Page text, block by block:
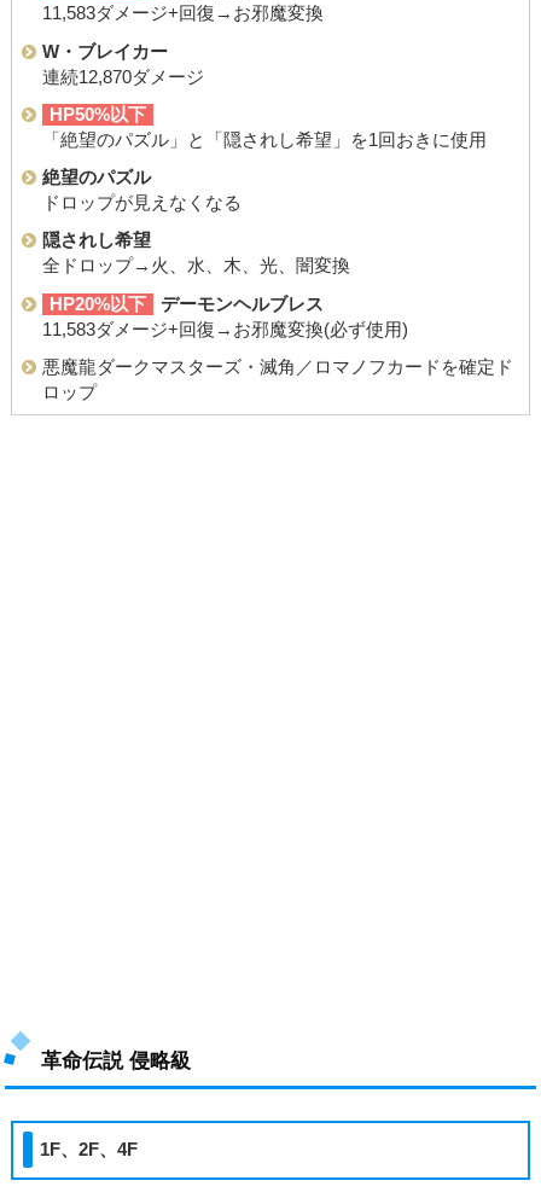
11,583ダメージ+回復→お邪魔変換
W・ブレイカー
連続12,870ダメージ
HP50%以下
「絶望のパズル」と「隠されし希望」を1回おきに使用
絶望のパズル
ドロップが見えなくなる
隠されし希望
全ドロップ→火、水、木、光、闇変換
HP20%以下
デーモンヘルブレス
11,583ダメージ+回復→お邪魔変換(必ず使用)
悪魔龍ダークマスターズ・滅角／ロマノフカードを確定ド
ロップ
革命伝説 侵略級
1F、2F、4F